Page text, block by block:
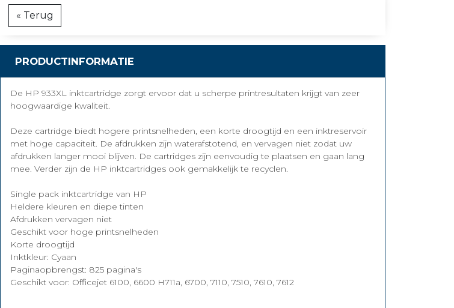
« Terug
PRODUCTINFORMATIE
De HP 933XL inktcartridge zorgt ervoor dat u scherpe printresultaten krijgt van zeer
hoogwaardige kwaliteit.
Deze cartridge biedt hogere printsnelheden, een korte droogtijd en een inktreservoir
met hoge capaciteit. De afdrukken zijn waterafstotend, en vervagen niet zodat uw
afdrukken langer mooi blijven. De cartridges zijn eenvoudig te plaatsen en gaan lang
mee. Verder zijn de HP inktcartridges ook gemakkelijk te recyclen.
Single pack inktcartridge van HP
Heldere kleuren en diepe tinten
Afdrukken vervagen niet
Geschikt voor hoge printsnelheden
Korte droogtijd
Inktkleur: Cyaan
Paginaopbrengst: 825 pagina's
Geschikt voor: Officejet 6100, 6600 H711a, 6700, 7110, 7510, 7610, 7612